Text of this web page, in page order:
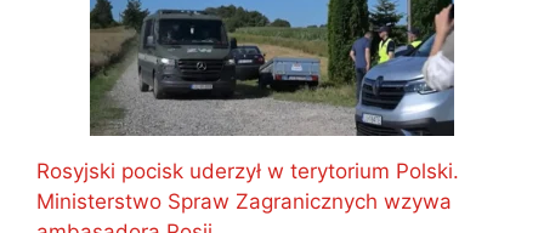
Rosyjski pocisk uderzył w terytorium Polski.
Ministerstwo Spraw Zagranicznych wzywa